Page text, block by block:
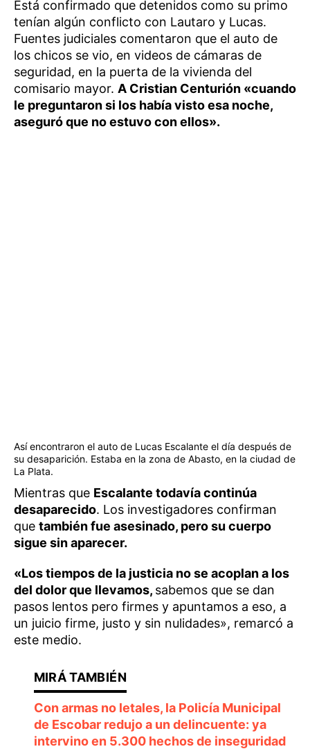
Está confirmado que detenidos como su primo
tenían algún conflicto con Lautaro y Lucas.
Fuentes judiciales comentaron que el auto de
los chicos se vio, en videos de cámaras de
seguridad, en la puerta de la vivienda del
comisario mayor. A Cristian Centurión «cuando
le preguntaron si los había visto esa noche,
aseguró que no estuvo con ellos».
Así encontraron el auto de Lucas Escalante el día después de
su desaparición. Estaba en la zona de Abasto, en la ciudad de
La Plata.
Mientras que Escalante todavía continúa
desaparecido. Los investigadores confirman
que también fue asesinado, pero su cuerpo
sigue sin aparecer.
«Los tiempos de la justicia no se acoplan a los
del dolor que llevamos, sabemos que se dan
pasos lentos pero firmes y apuntamos a eso, a
un juicio firme, justo y sin nulidades», remarcó a
este medio.
Con armas no letales, la Policía Municipal
de Escobar redujo a un delincuente: ya
intervino en 5.300 hechos de inseguridad